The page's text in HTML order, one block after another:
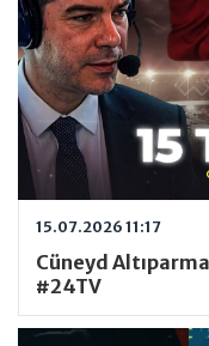
15.07.2026 11:17
Cüneyd
#24TV